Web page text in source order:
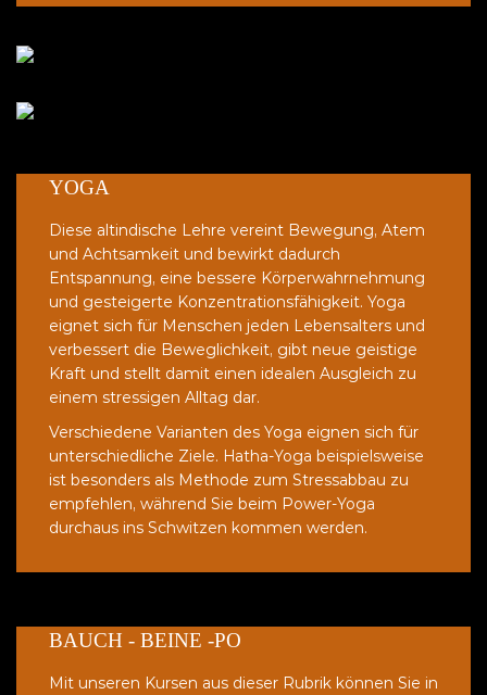
YOGA
Diese altindische Lehre vereint Bewegung, Atem
und Achtsamkeit und bewirkt dadurch
Entspannung, eine bessere Körperwahrnehmung
und gesteigerte Konzentrationsfähigkeit. Yoga
eignet sich für Menschen jeden Lebensalters und
verbessert die Beweglichkeit, gibt neue geistige
Kraft und stellt damit einen idealen Ausgleich zu
einem stressigen Alltag dar.
Verschiedene Varianten des Yoga eignen sich für
unterschiedliche Ziele. Hatha-Yoga beispielsweise
ist besonders als Methode zum Stressabbau zu
empfehlen, während Sie beim Power-Yoga
durchaus ins Schwitzen kommen werden.
BAUCH - BEINE -PO
Mit unseren Kursen aus dieser Rubrik können Sie in